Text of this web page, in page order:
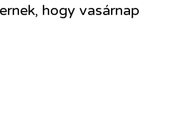
hogy vasárnap